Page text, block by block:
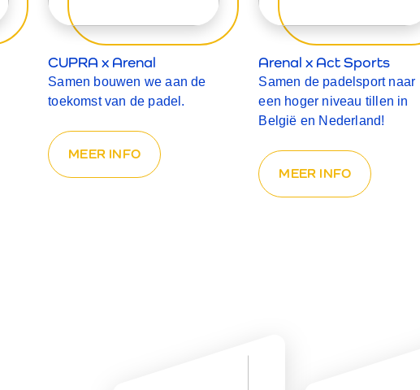
CUPRA x Arenal
Samen bouwen we aan de
toekomst van de padel.
MEER INFO
Arenal x Act Sports
Samen de padelsport naar
een hoger niveau tillen in
België en Nederland!
MEER INFO